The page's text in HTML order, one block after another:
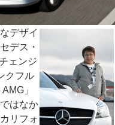
デザイ
デス・
ェンジ
クフル
」
はなか
リフォ